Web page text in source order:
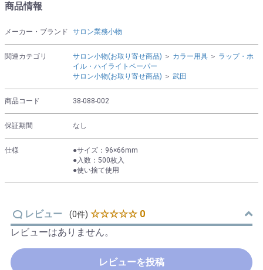
商品情報
メーカー・ブランド サロン業務小物
関連カテゴリ サロン小物(お取り寄せ商品) ＞ カラー用具 ＞ ラップ・ホ
イル・ハイライトペーパー
サロン小物(お取り寄せ商品) ＞ 武田
商品コード 38-088-002
保証期間 なし
仕様
●サイズ：96×66mm
●入数：500枚入
●使い捨て使用
レビュー (0件) ☆☆☆☆☆ 0
レビューはありません。
レビューを投稿